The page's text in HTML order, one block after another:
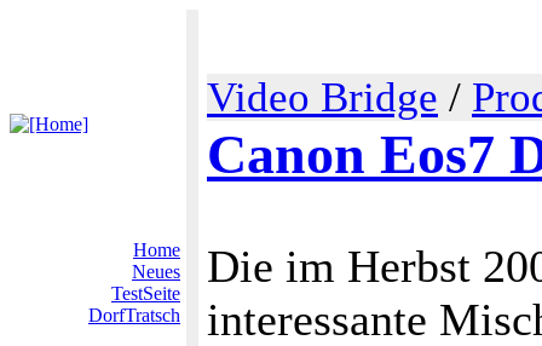
Video Bridge /
Canon Eos7
Home
Neues
TestSeite
DorfTratsch
Die im Herbst
interessante